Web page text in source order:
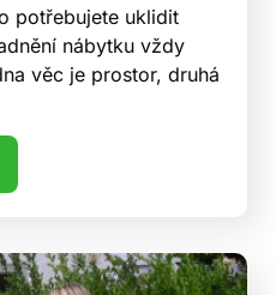
potřebujete uklidit
nábytku vždy
věc je prostor, druhá